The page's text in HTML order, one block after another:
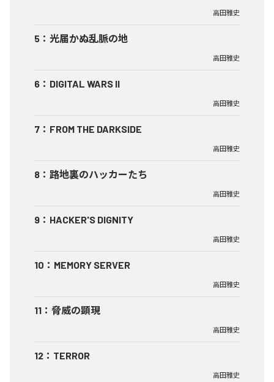
高田雅史
5 ： 光届かぬ乱脈の地
高田雅史
6 ： DIGITAL WARS II
高田雅史
7 ： FROM THE DARKSIDE
高田雅史
8 ： 路地裏のハッカーたち
高田雅史
9 ： HACKER'S DIGNITY
高田雅史
10 ： MEMORY SERVER
高田雅史
11 ： 脅威の顕現
高田雅史
12 ： TERROR
高田雅史